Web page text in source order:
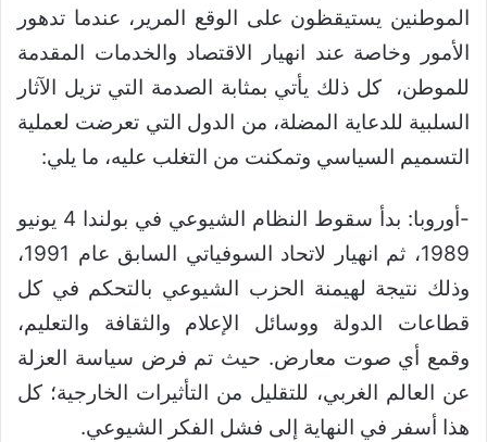
الموطنين يستيقظون على الوقع المرير، عندما تدهور
الأمور وخاصة عند انهيار الاقتصاد والخدمات المقدمة
للموطن، كل ذلك يأتي بمثابة الصدمة التي تزيل الآثار
السلبية للدعاية المضلة، من الدول التي تعرضت لعملية
التسميم السياسي وتمكنت من التغلب عليه، ما يلي:
-أوروبا: بدأ سقوط النظام الشيوعي في بولندا 4 يونيو
1989، ثم انهيار لاتحاد السوفياتي السابق عام 1991،
وذلك نتيجة لهيمنة الحزب الشيوعي بالتحكم في كل
قطاعات الدولة ووسائل الإعلام والثقافة والتعليم،
وقمع أي صوت معارض. حيث تم فرض سياسة العزلة
عن العالم الغربي، للتقليل من التأثيرات الخارجية؛ كل
هذا أسفر في النهاية إلى فشل الفكر الشيوعي.